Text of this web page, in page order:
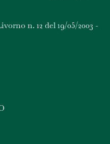
n. 12 del 19/05/2003 -